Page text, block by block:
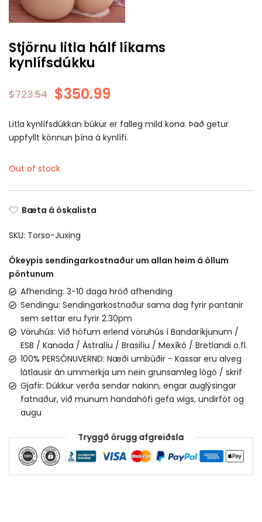
Stjörnu litla hálf líkams
kynlífsdúkku
$723.54 $350.99
Litla kynlífsdúkkan búkur er falleg mild kona. Það getur
uppfyllt könnun þína á kynlífi.
Out of stock
Bæta á óskalista
SKU: Torso-Juxing
Ókeypis sendingarkostnaður um allan heim á öllum
pöntunum
Afhending: 3-10 daga hröð afhending
Sendingu: Sendingarkostnaður sama dag fyrir pantanir
sem settar eru fyrir 2.30pm
Vöruhús: Við höfum erlend vöruhús í Bandaríkjunum /
ESB / Kanada / Ástralíu / Brasilíu / Mexíkó / Bretlandi o.fl.
100% PERSÓNUVERND: Næði umbúðir - Kassar eru alveg
látlausir án ummerkja um nein grunsamleg lógó / skrif
Gjafir: Dúkkur verða sendar nakinn, engar auglýsingar
fatnaður, við munum handahófi gefa wigs, undirföt og
augu
Tryggð örugg afgreiðsla